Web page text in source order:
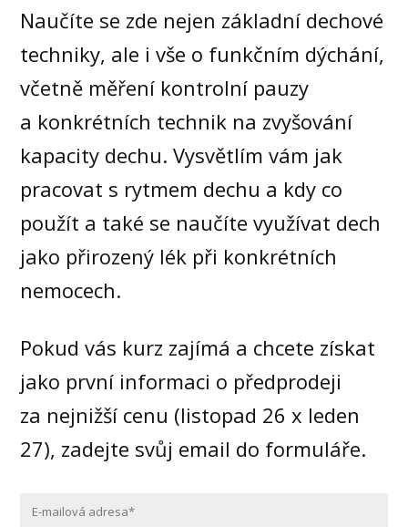
Naučíte se zde nejen základní dechové
techniky, ale i vše o funkčním dýchání,
včetně měření kontrolní pauzy
a konkrétních technik na zvyšování
kapacity dechu. Vysvětlím vám jak
pracovat s rytmem dechu a kdy co
použít a také se naučíte využívat dech
jako přirozený lék při konkrétních
nemocech.
Pokud vás kurz zajímá a chcete získat
jako první informaci o předprodeji
za nejnižší cenu (listopad 26 x leden
27), zadejte svůj email do formuláře.